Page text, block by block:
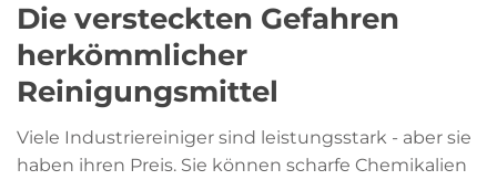
Die versteckten Gefahren
herkömmlicher
Reinigungsmittel
Viele Industriereiniger sind leistungsstark - aber sie
haben ihren Preis. Sie können scharfe Chemikalien